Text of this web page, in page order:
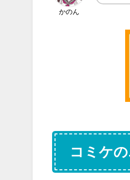
かのん
コミケ